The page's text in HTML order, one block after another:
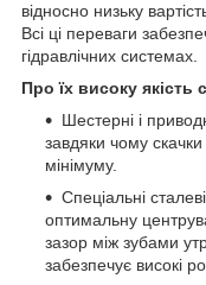
відносно низьку
Всі ці переваги
гідравлічних системах.
Про їх високу якість
Шестерні і
завдяки чому
мінімуму.
Спеціальні
оптимальну
зазор між зубами
забезпечує високі